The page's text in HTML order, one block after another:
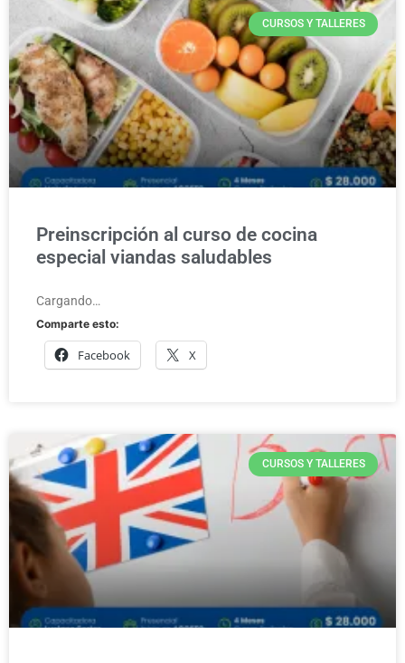
CURSOS Y TALLERES
Preinscripción al curso de cocina
especial viandas saludables
Cargando…
Comparte esto:
Facebook X
CURSOS Y TALLERES